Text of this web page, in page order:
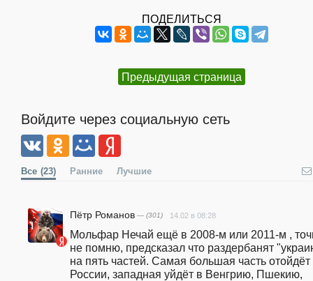
ПОДЕЛИТЬСЯ
Предыдущая страница
Войдите через социальную сеть
Все (23) Ранние Лучшие
Пётр Романов — (301) 14.02 в 08:28
Мольфар Нечай ещё в 2008-м или 2011-м ,
не помню, предсказал что раздербанят
на пять частей. Самая большая часть отойдёт
России, западная уйдёт в Венгрию, Пшекию,